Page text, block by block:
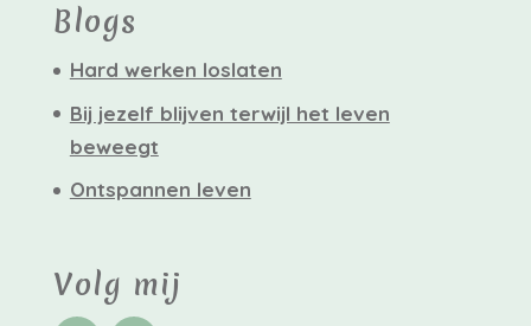
Blogs
Hard werken loslaten
Bij jezelf blijven terwijl het leven
beweegt
Ontspannen leven
Volg mij